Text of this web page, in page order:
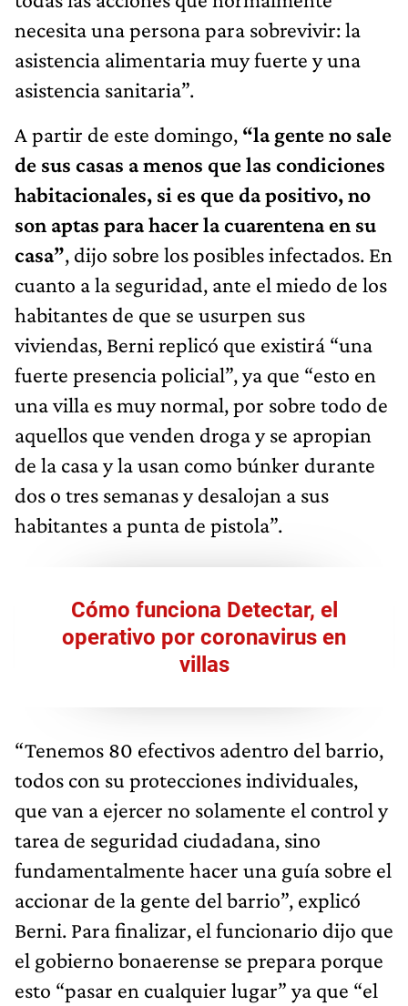
necesita una persona para sobrevivir: la
asistencia alimentaria muy fuerte y una
asistencia sanitaria”.
A partir de este domingo, “la gente no sale
de sus casas a menos que las condiciones
habitacionales, si es que da positivo, no
son aptas para hacer la cuarentena en su
casa”, dijo sobre los posibles infectados. En
cuanto a la seguridad, ante el miedo de los
habitantes de que se usurpen sus
viviendas, Berni replicó que existirá “una
fuerte presencia policial”, ya que “esto en
una villa es muy normal, por sobre todo de
aquellos que venden droga y se apropian
de la casa y la usan como búnker durante
dos o tres semanas y desalojan a sus
habitantes a punta de pistola”.
Cómo funciona Detectar, el
operativo por coronavirus en
villas
“Tenemos 80 efectivos adentro del barrio,
todos con su protecciones individuales,
que van a ejercer no solamente el control y
tarea de seguridad ciudadana, sino
fundamentalmente hacer una guía sobre el
accionar de la gente del barrio”, explicó
Berni. Para finalizar, el funcionario dijo que
el gobierno bonaerense se prepara porque
esto “pasar en cualquier lugar” ya que “el